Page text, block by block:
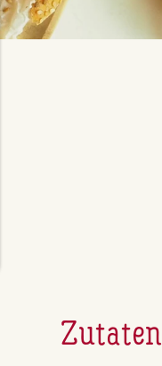
Zutaten